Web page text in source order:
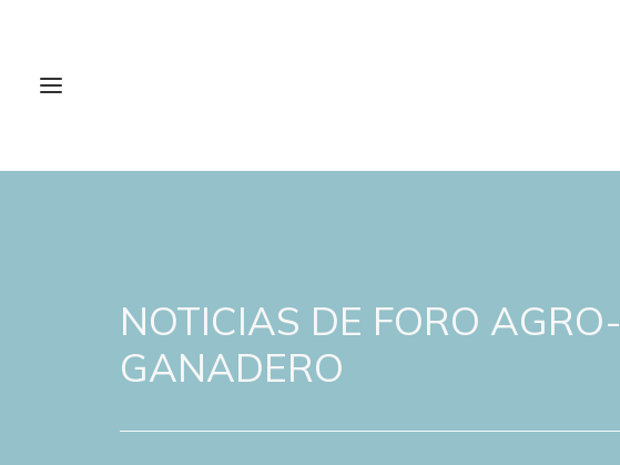
NOTICIAS DE FORO AGRO-
GANADERO